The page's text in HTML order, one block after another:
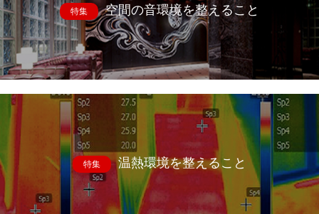
特集 空間の音環境を整えること
特集 温熱環境を整えること